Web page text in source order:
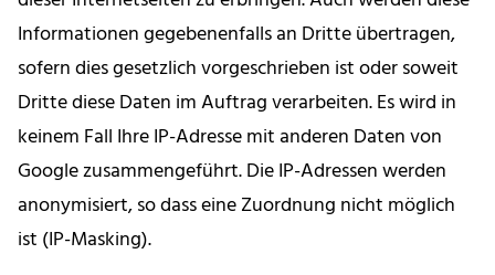
Informationen gegebenenfalls an Dritte übertragen,
sofern dies gesetzlich vorgeschrieben ist oder soweit
Dritte diese Daten im Auftrag verarbeiten. Es wird in
keinem Fall Ihre IP-Adresse mit anderen Daten von
Google zusammengeführt. Die IP-Adressen werden
anonymisiert, so dass eine Zuordnung nicht möglich
ist (IP-Masking).